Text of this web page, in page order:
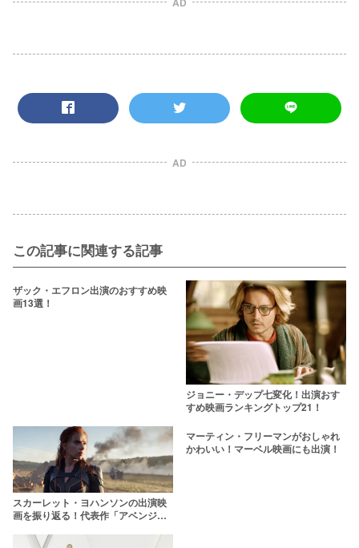
AD
この記事に関連する記事
ザック・エフロン出演のおすすめ映
画13選！
ジョニー・デップ七変化！出演おす
すめ映画ランキングトップ21！
スカーレット・ヨハンソンの出演映
画を振り返る！代表作「アベンジャ
マーティン・フリーマンがおしゃれ
かわいい！マーベル映画にも出演！